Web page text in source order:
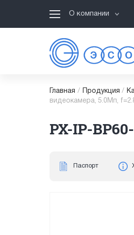
О компании
Главная / Продукция /
видеокамера, 5.0Мп,
PX-IP-
Паспорт